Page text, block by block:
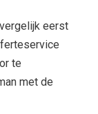
eerst
te
met de